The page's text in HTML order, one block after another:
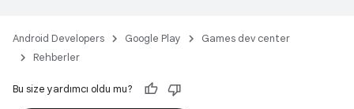
Android Developers Google Play
Games dev center
Rehberler
Bu size yardımcı oldu mu?